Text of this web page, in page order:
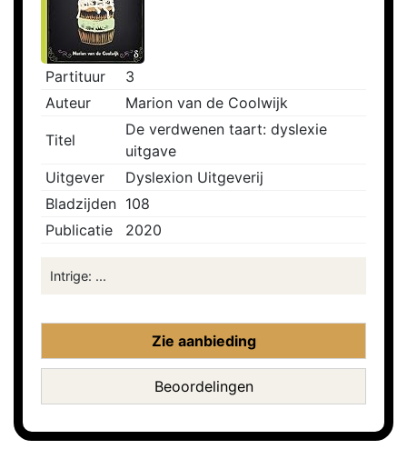
Partituur
3
Auteur
Marion van de Coolwijk
Titel
De verdwenen taart: dyslexie
uitgave
Uitgever
Dyslexion Uitgeverij
Bladzijden 108
Publicatie
2020
Intrige: ...
Zie aanbieding
Beoordelingen